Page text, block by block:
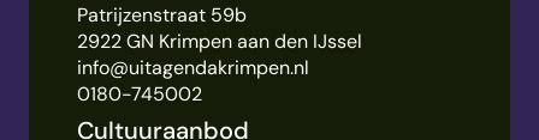
Patrijzenstraat 59b
2922 GN Krimpen aan den IJssel
info@uitagendakrimpen.nl
0180-745002
Cultuuraanbod